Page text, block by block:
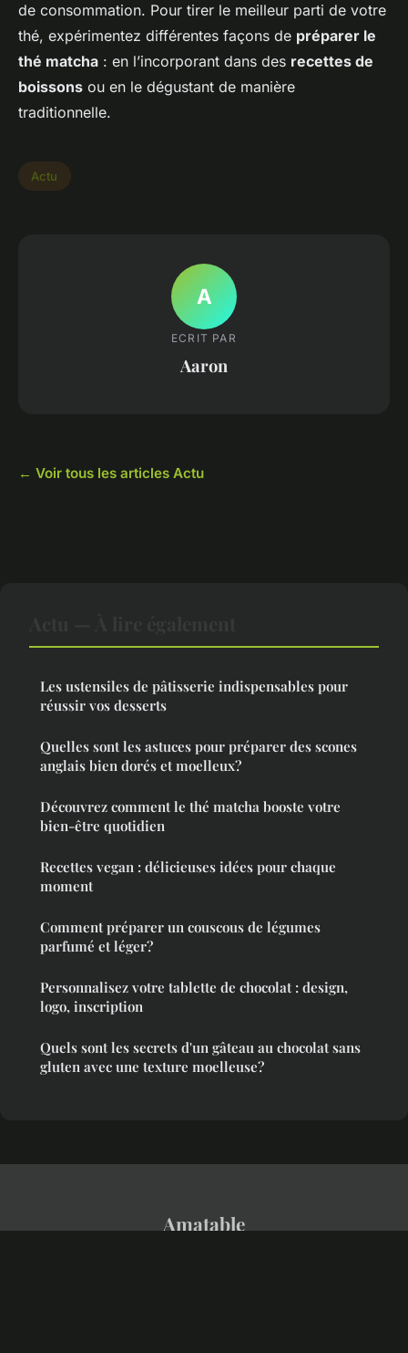
de consommation. Pour tirer le meilleur parti de votre
thé, expérimentez différentes façons de préparer le
thé matcha : en l’incorporant dans des recettes de
boissons ou en le dégustant de manière
traditionnelle.
Actu
A
ECRIT PAR
Aaron
← Voir tous les articles Actu
Les ustensiles de pâtisserie indispensables pour
réussir vos desserts
Quelles sont les astuces pour préparer des scones
anglais bien dorés et moelleux?
Découvrez comment le thé matcha booste votre
bien-être quotidien
Recettes vegan : délicieuses idées pour chaque
moment
Comment préparer un couscous de légumes
parfumé et léger?
Personnalisez votre tablette de chocolat : design,
logo, inscription
Quels sont les secrets d'un gâteau au chocolat sans
gluten avec une texture moelleuse?
Amatable